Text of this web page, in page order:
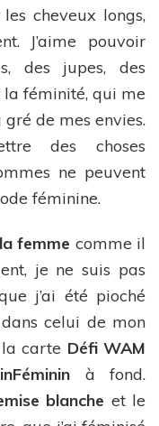
cheveux longs,
J’aime pouvoir
des jupes, des
la féminité, qui me
de mes envies.
des choses
ne peuvent
féminine.
femme comme il
je ne suis pas
j’ai été pioché
celui de mon
carte Défi WAM
à fond.
blanche et le